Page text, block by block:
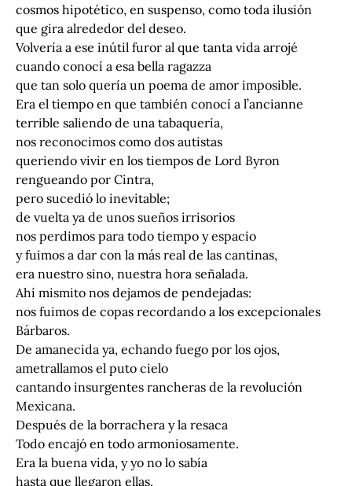
cosmos hipotético, en suspenso, como toda ilusión
que gira alrededor del deseo.
Volvería a ese inútil furor al que tanta vida arrojé
cuando conocí a esa bella ragazza
que tan solo quería un poema de amor imposible.
Era el tiempo en que también conocí a l’ancianne
terrible saliendo de una tabaquería,
nos reconocimos como dos autistas
queriendo vivir en los tiempos de Lord Byron
rengueando por Cintra,
pero sucedió lo inevitable;
de vuelta ya de unos sueños irrisorios
nos perdimos para todo tiempo y espacio
y fuimos a dar con la más real de las cantinas,
era nuestro sino, nuestra hora señalada.
Ahí mismito nos dejamos de pendejadas:
nos fuimos de copas recordando a los excepcionales
Bárbaros.
De amanecida ya, echando fuego por los ojos,
ametrallamos el puto cielo
cantando insurgentes rancheras de la revolución
Mexicana.
Después de la borrachera y la resaca
Todo encajó en todo armoniosamente.
Era la buena vida, y yo no lo sabía
hasta que llegaron ellas,